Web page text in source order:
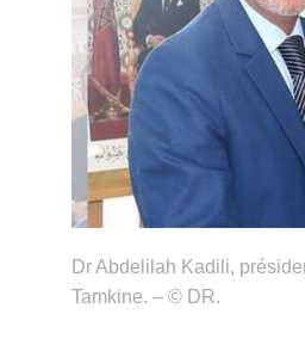
Dr Abdelilah Kadili,
Tamkine. – © DR.